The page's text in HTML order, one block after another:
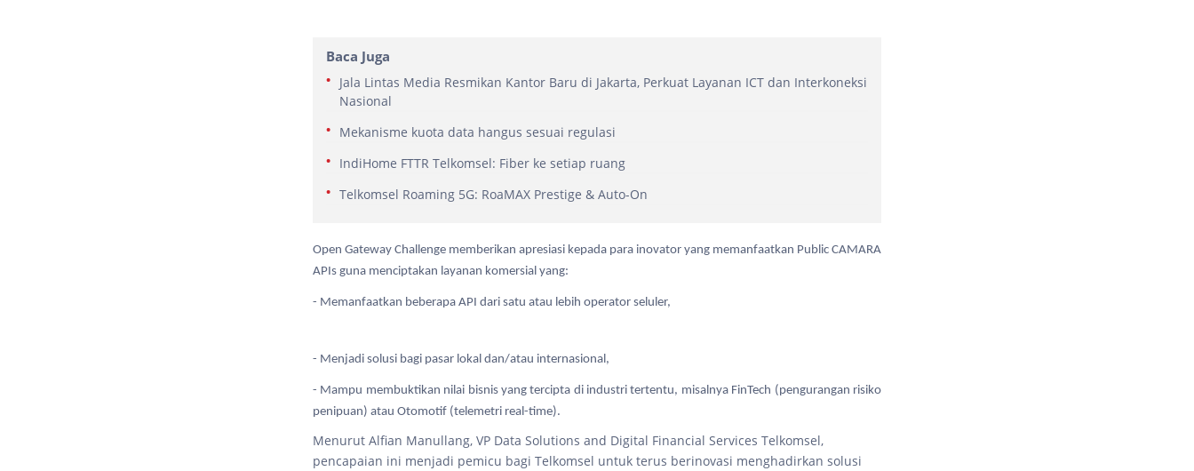
Baca Juga
Jala Lintas Media Resmikan Kantor Baru di Jakarta, Perkuat Layanan ICT dan Interkoneksi
Nasional
Mekanisme kuota data hangus sesuai regulasi
IndiHome FTTR Telkomsel: Fiber ke setiap ruang
Telkomsel Roaming 5G: RoaMAX Prestige & Auto-On
Open Gateway Challenge memberikan apresiasi kepada para inovator yang memanfaatkan Public CAMARA
APIs guna menciptakan layanan komersial yang:
- Memanfaatkan beberapa API dari satu atau lebih operator seluler,
- Menjadi solusi bagi pasar lokal dan/atau internasional,
- Mampu membuktikan nilai bisnis yang tercipta di industri tertentu, misalnya FinTech (pengurangan risiko
penipuan) atau Otomotif (telemetri real-time).
Menurut Alfian Manullang, VP Data Solutions and Digital Financial Services Telkomsel,
pencapaian ini menjadi pemicu bagi Telkomsel untuk terus berinovasi menghadirkan solusi